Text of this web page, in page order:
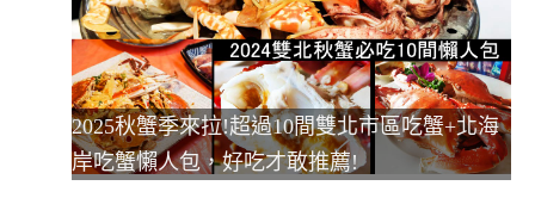
2025秋蟹季來拉!超過10間雙北市區吃蟹+北海
岸吃蟹懶人包，好吃才敢推薦!